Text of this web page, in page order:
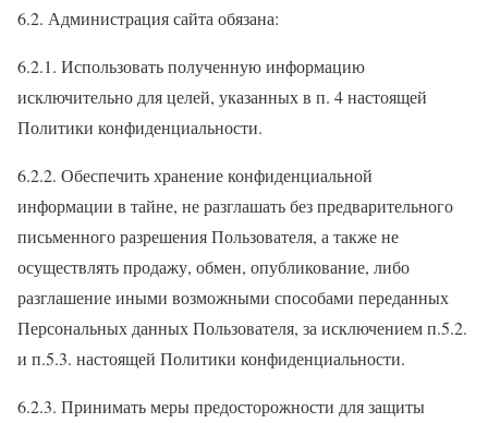
6.2. Администрация сайта обязана:
6.2.1. Использовать полученную информацию
исключительно для целей, указанных в п. 4 настоящей
Политики конфиденциальности.
6.2.2. Обеспечить хранение конфиденциальной
информации в тайне, не разглашать без предварительного
письменного разрешения Пользователя, а также не
осуществлять продажу, обмен, опубликование, либо
разглашение иными возможными способами переданных
Персональных данных Пользователя, за исключением п.5.2.
и п.5.3. настоящей Политики конфиденциальности.
6.2.3. Принимать меры предосторожности для защиты